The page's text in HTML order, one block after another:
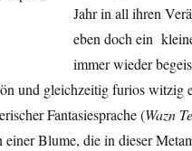
Jahr in all ihren
eben doch ein
immer wieder
und gleichzeitig furios
Fantasiesprache (Wazn
einer Blume, die in dieser